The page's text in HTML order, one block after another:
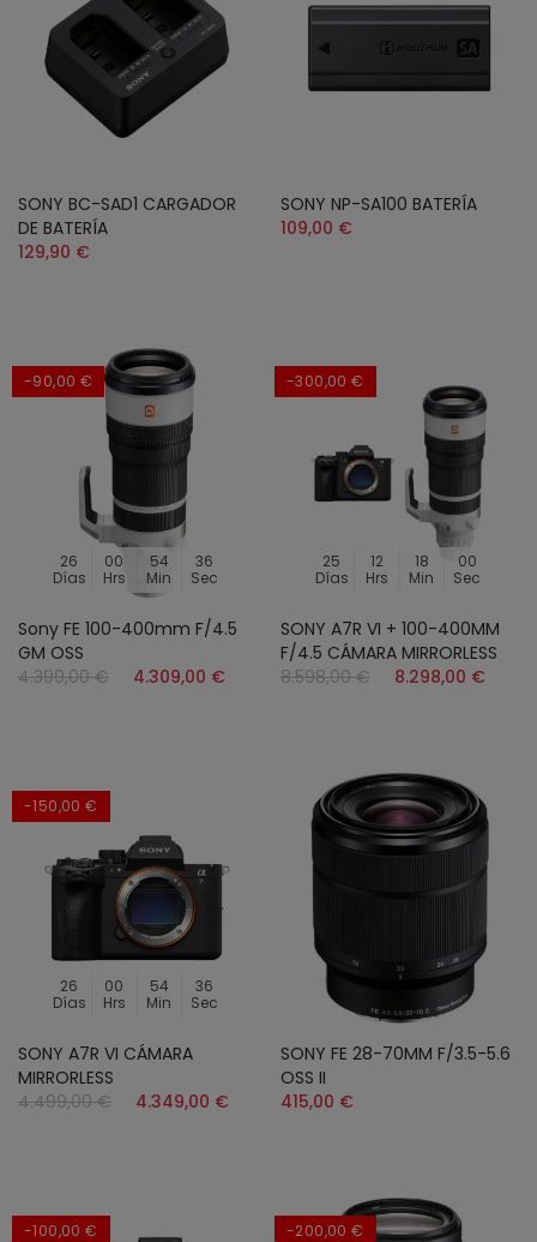
SONY BC-SAD1 CARGADOR
DE BATERÍA
129,90 €
SONY NP-SA100 BATERÍA
109,00 €
-90,00 €
26
Días
00
Hrs
54
Min
34
Sec
Sony FE 100-400mm F/4.5
GM OSS
4.399,00 €
4.309,00 €
-300,00 €
25
Días
12
Hrs
17
Min
58
Sec
SONY A7R VI + 100-400MM
F/4.5 CÁMARA MIRRORLESS
8.598,00 €
8.298,00 €
-150,00 €
26
Días
00
Hrs
54
Min
34
Sec
SONY A7R VI CÁMARA
MIRRORLESS
4.499,00 €
4.349,00 €
SONY FE 28-70MM F/3.5-5.6
OSS II
415,00 €
-100,00 €
-200,00 €